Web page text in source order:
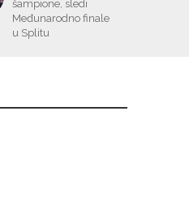
šampione, sledi
Međunarodno finale
u Splitu